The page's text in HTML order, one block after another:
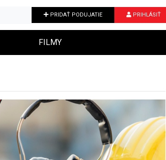
PRIDAŤ PODUJATIE PRIHLÁSIŤ
FILMY